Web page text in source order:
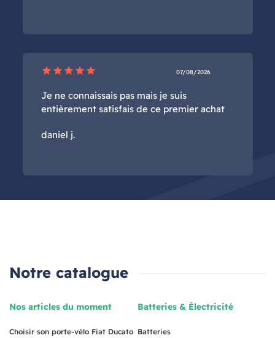
star star star star star 07/08/2026
Je ne connaissais pas mais je suis
entièrement satisfais de ce premier achat
daniel j.
Notre catalogue
Nos articles du moment
Choisir son porte-vélo Fiat Ducato
Batteries & Électricité
Batteries